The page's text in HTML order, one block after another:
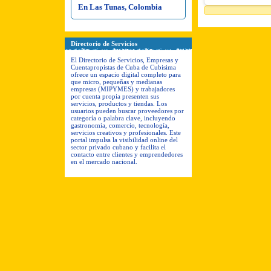
En Las Tunas, Colombia
Directorio de Servicios
El Directorio de Servicios, Empresas y
Cuentapropistas de Cuba de Cubisima
ofrece un espacio digital completo para
que micro, pequeñas y medianas
empresas (MIPYMES) y trabajadores
por cuenta propia presenten sus
servicios, productos y tiendas. Los
usuarios pueden buscar proveedores por
categoría o palabra clave, incluyendo
gastronomía, comercio, tecnología,
servicios creativos y profesionales. Este
portal impulsa la visibilidad online del
sector privado cubano y facilita el
contacto entre clientes y emprendedores
en el mercado nacional.